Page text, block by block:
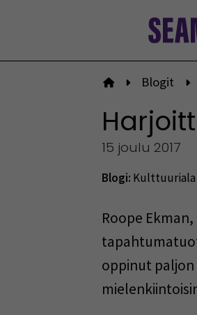
Etusivulle
Blogit
15 joulu 2017
Blogi: Kulttuuriala
Roope
oppinut paljon